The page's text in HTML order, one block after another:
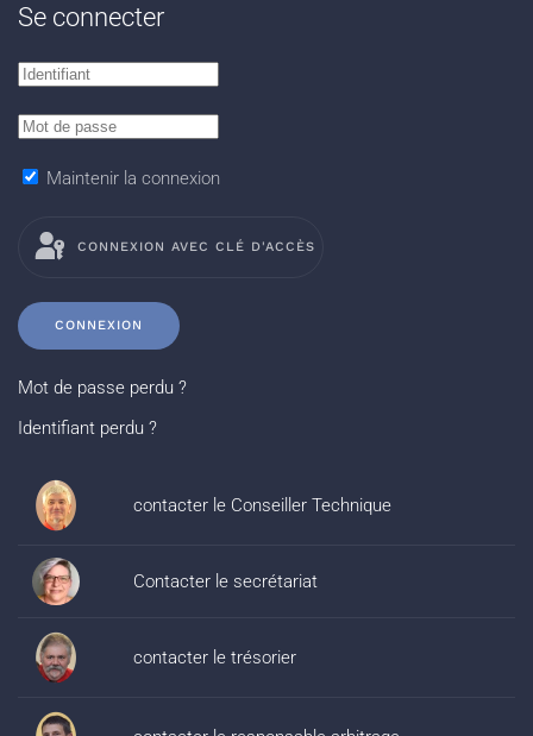
Se connecter
Maintenir la connexion
CONNEXION AVEC CLÉ D'ACCÈS
CONNEXION
Mot de passe perdu ?
Identifiant perdu ?
contacter le Conseiller Technique
Contacter le secrétariat
contacter le trésorier